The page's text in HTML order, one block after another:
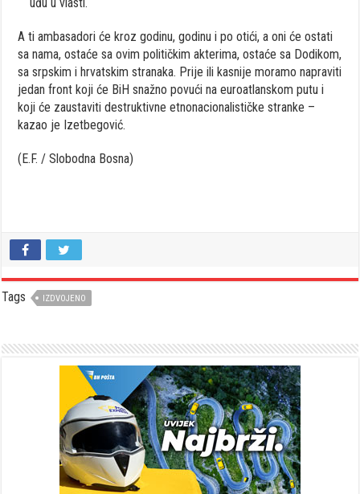
A ti ambasadori će kroz godinu, godinu i po otići, a oni će ostati
sa nama, ostaće sa ovim političkim akterima, ostaće sa Dodikom,
sa srpskim i hrvatskim stranaka. Prije ili kasnije moramo napraviti
jedan front koji će BiH snažno povući na euroatlanskom putu i
koji će zaustaviti destruktivne etnonacionalističke stranke –
kazao je Izetbegović.
(E.F. / Slobodna Bosna)
Tags IZDVOJENO